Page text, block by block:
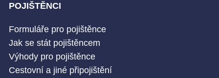
POJIŠTĚNCI
Formuláře pro pojištěnce
Jak se stát pojištěncem
Výhody pro pojištěnce
Cestovní a jiné připojištění